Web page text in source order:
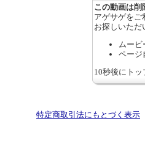
この動画は削
アゲサゲをご
お探しいただ
ムービ
ページ
10秒後にト
特定商取引法にもとづく表示